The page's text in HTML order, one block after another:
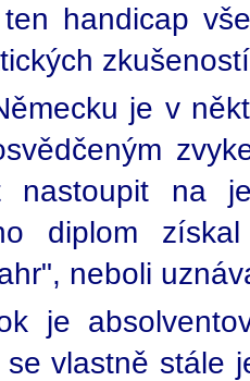
handicap
je v
nastoupit na
diplom
neboli
je
vlastně stále